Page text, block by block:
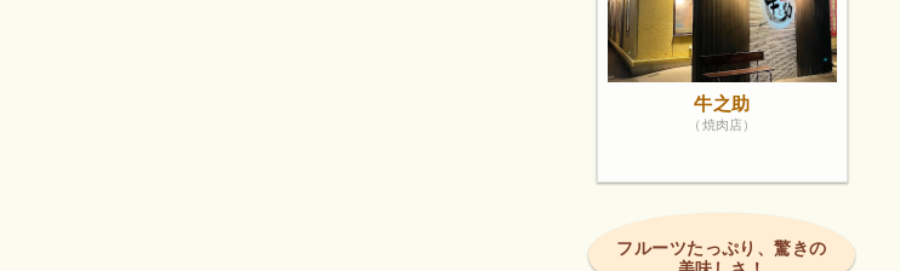
牛之助
（焼肉店）
フルーツたっぷり、驚きの